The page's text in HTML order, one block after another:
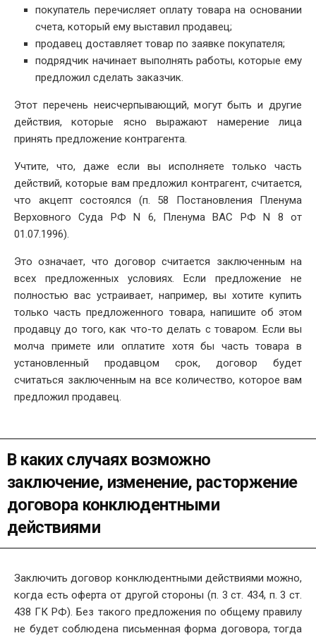
покупатель перечисляет оплату товара на основании
счета, который ему выставил продавец;
продавец доставляет товар по заявке покупателя;
подрядчик начинает выполнять работы, которые ему
предложил сделать заказчик.
Этот перечень неисчерпывающий, могут быть и другие
действия, которые ясно выражают намерение лица
принять предложение контрагента.
Учтите, что, даже если вы исполняете только часть
действий, которые вам предложил контрагент, считается,
что акцепт состоялся (п. 58 Постановления Пленума
Верховного Суда РФ N 6, Пленума ВАС РФ N 8 от
01.07.1996).
Это означает, что договор считается заключенным на
всех предложенных условиях. Если предложение не
полностью вас устраивает, например, вы хотите купить
только часть предложенного товара, напишите об этом
продавцу до того, как что-то делать с товаром. Если вы
молча примете или оплатите хотя бы часть товара в
установленный продавцом срок, договор будет
считаться заключенным на все количество, которое вам
предложил продавец.
В каких случаях возможно
заключение, изменение, расторжение
договора конклюдентными
действиями
Заключить договор конклюдентными действиями можно,
когда есть оферта от другой стороны (п. 3 ст. 434, п. 3 ст.
438 ГК РФ). Без такого предложения по общему правилу
не будет соблюдена письменная форма договора, тогда